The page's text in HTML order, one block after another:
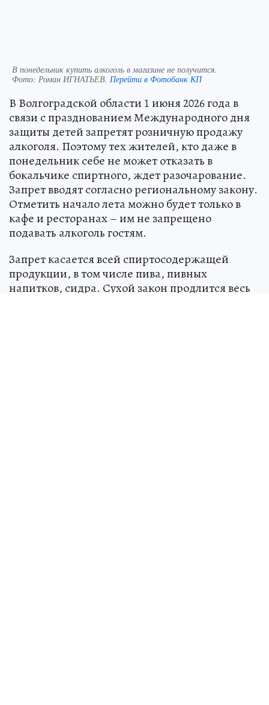
В понедельник купить алкоголь в магазине не получится.
Фото: Роман ИГНАТЬЕВ. Перейти в Фотобанк КП
В Волгоградской области 1 июня 2026 года в
связи с празднованием Международного дня
защиты детей запретят розничную продажу
алкоголя. Поэтому тех жителей, кто даже в
понедельник себе не может отказать в
бокальчике спиртного, ждет разочарование.
Запрет вводят согласно региональному закону.
Отметить начало лета можно будет только в
кафе и ресторанах – им не запрещено
подавать алкоголь гостям.
Запрет касается всей спиртосодержащей
продукции, в том числе пива, пивных
напитков, сидра. Сухой закон продлится весь